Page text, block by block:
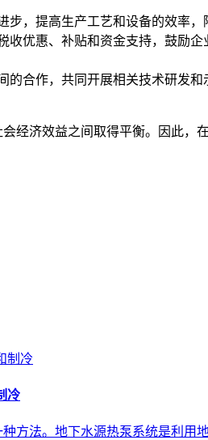
，提高生产工艺和设备的效率
优惠、补贴和资金支持，鼓励
合作，共同开展相关技术研发
经济效益之间取得平衡。因此
冷
方法。地下水源热泵系统是利